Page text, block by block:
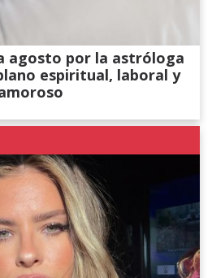
agosto por la astróloga
espiritual, laboral y